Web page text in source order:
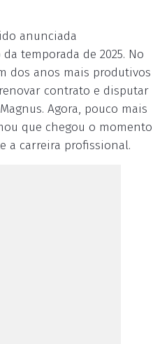
anunciada
temporada de 2025. No
dos anos mais produtivos
contrato e disputar
Agora, pouco mais
que chegou o momento
a carreira profissional.